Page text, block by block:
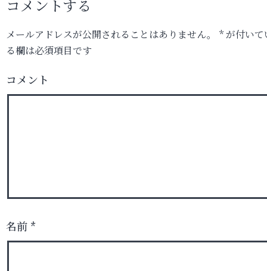
コメントする
メールアドレスが公開されることはありません。 *が付いて
る欄は必須項目です
コメント
名前 *